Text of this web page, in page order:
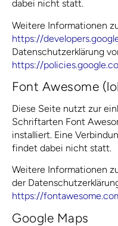
dabei nicht statt.
Weitere Informationen
https://
Datenschutzerklärung
https://
Font Awesome
Diese Seite nutzt zur
Schriftarten Font
installiert. Eine
findet dabei nicht statt.
Weitere Informationen
der
https://
Google Maps